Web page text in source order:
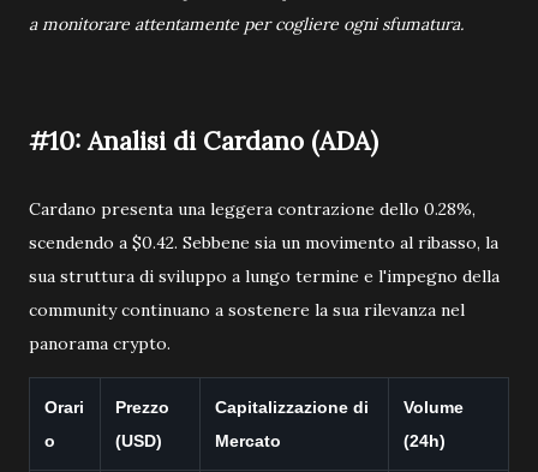
a monitorare attentamente per cogliere ogni sfumatura.
#10: Analisi di Cardano (ADA)
Cardano presenta una leggera contrazione dello 0.28%,
scendendo a $0.42. Sebbene sia un movimento al ribasso, la
sua struttura di sviluppo a lungo termine e l'impegno della
community continuano a sostenere la sua rilevanza nel
panorama crypto.
Orari
o
Prezzo
(USD)
Capitalizzazione di
Mercato
Volume
(24h)